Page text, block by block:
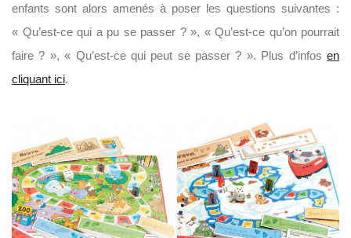
enfants sont alors amenés à poser les questions suivantes :
« Qu’est-ce qui a pu se passer ? », « Qu’est-ce qu’on pourrait
faire ? », « Qu’est-ce qui peut se passer ? ». Plus d’infos en
cliquant ici.